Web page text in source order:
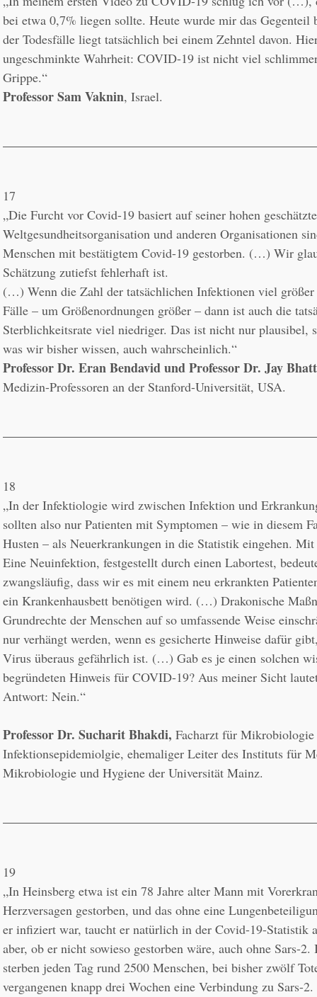
bei etwa 0,7% liegen sollte. Heute wurde mir das Gegenteil
der Todesfälle liegt tatsächlich bei einem Zehntel davon.
ungeschminkte Wahrheit: COVID-19 ist nicht viel
Professor Sam Vaknin, Israel.
17
„Die Furcht vor Covid-19 basiert auf seiner hohen
Weltgesundheitsorganisation und anderen Organisationen
Menschen mit bestätigtem Covid-19 gestorben. (…) Wir
Schätzung zutiefst fehlerhaft ist.
(…) Wenn die Zahl der tatsächlichen Infektionen viel
Fälle – um Größenordnungen größer – dann ist auch die
Sterblichkeitsrate viel niedriger. Das ist nicht nur plausibel,
Professor Dr. Eran Bendavid und Professor Dr. Jay
Medizin-Professoren an der Stanford-Universität, USA.
18
„In der Infektiologie wird zwischen Infektion und
sollten also nur Patienten mit Symptomen – wie in diesem
Husten – als Neuerkrankungen in die Statistik eingehen.
Eine Neuinfektion, festgestellt durch einen Labortest,
zwangsläufig, dass wir es mit einem neu erkrankten
ein Krankenhausbett benötigen wird. (…) Drakonische
Grundrechte der Menschen auf so umfassende Weise
nur verhängt werden, wenn es gesicherte Hinweise dafür
Virus überaus gefährlich ist. (…) Gab es je einen solchen
begründeten Hinweis für COVID-19? Aus meiner Sicht
Antwort: Nein.“
Professor Dr. Sucharit Bhakdi, Facharzt für Mikrobiologie
Infektionsepidemiolgie, ehemaliger Leiter des Instituts für
Mikrobiologie und Hygiene der Universität Mainz.
19
„In Heinsberg etwa ist ein 78 Jahre alter Mann mit
Herzversagen gestorben, und das ohne eine
er infiziert war, taucht er natürlich in der Covid-19-Statistik
aber, ob er nicht sowieso gestorben wäre, auch ohne Sars-
sterben jeden Tag rund 2500 Menschen, bei bisher zwölf
vergangenen knapp drei Wochen eine Verbindung zu Sars-